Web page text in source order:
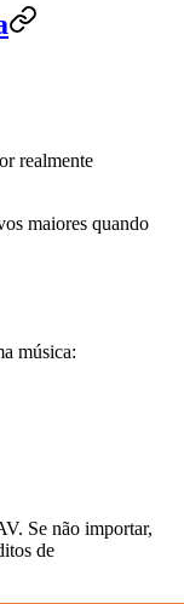
realmente
maiores quando
música:
Se não importar,
de